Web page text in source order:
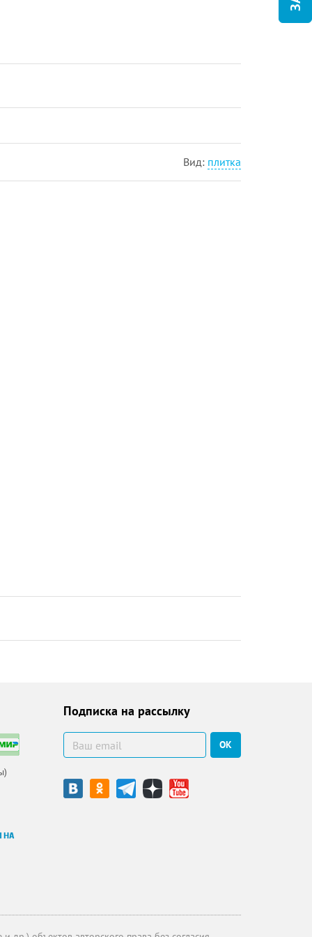
Вид: плитка
Подписка на рассылку
ОК